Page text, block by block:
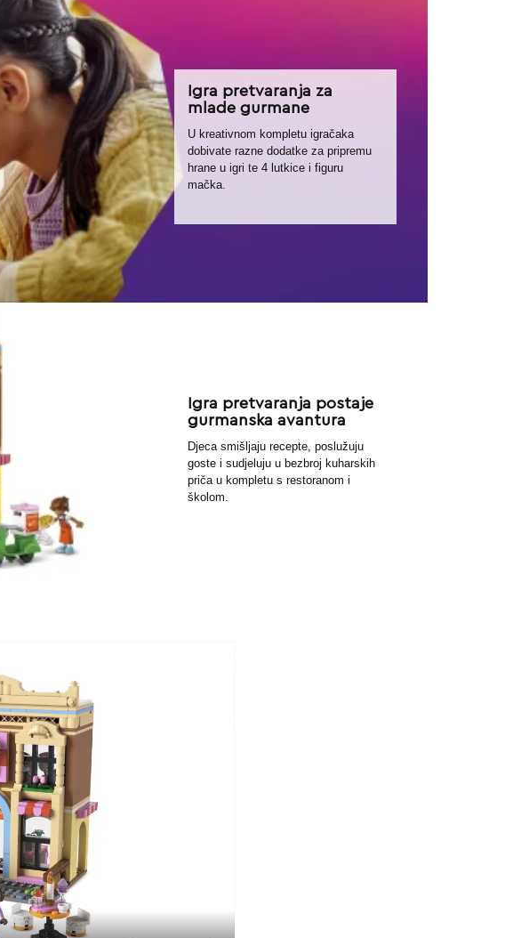
Igra pretvaranja za
mlade gurmane
U kreativnom kompletu igračaka
dobivate razne dodatke za pripremu
hrane u igri te 4 lutkice i figuru
mačka.
Igra pretvaranja postaje
gurmanska avantura
Djeca smišljaju recepte, poslužuju
goste i sudjeluju u bezbroj kuharskih
priča u kompletu s restoranom i
školom.